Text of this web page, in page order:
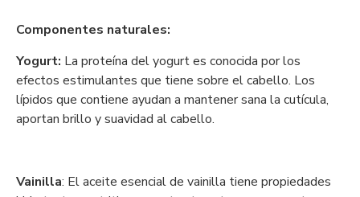
Componentes naturales:
Yogurt: La proteína del yogurt es conocida por los
efectos estimulantes que tiene sobre el cabello. Los
lípidos que contiene ayudan a mantener sana la cutícula,
aportan brillo y suavidad al cabello.
Vainilla: El aceite esencial de vainilla tiene propiedades